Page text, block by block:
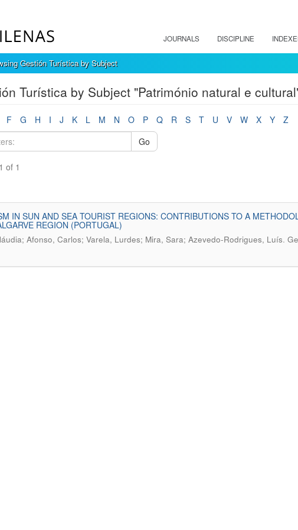
JOURNALS DISCIPLINE
Gestión Turística by Subject
Turística by Subject "Património natural e
F G H I J K L M N O P Q R S T U V W X Y
Z
Go
of 1
IN SUN AND SEA TOURIST REGIONS: CONTRIBUTIONS TO A
REGION (PORTUGAL)
Afonso, Carlos; Varela, Lurdes; Mira, Sara; Azevedo-Rodrigues, Luís.